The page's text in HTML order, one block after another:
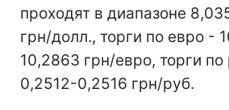
проходят в диапазоне
грн/долл., торги по евро -
10,2863 грн/евро, торги
0,2512-0,2516 грн/руб.